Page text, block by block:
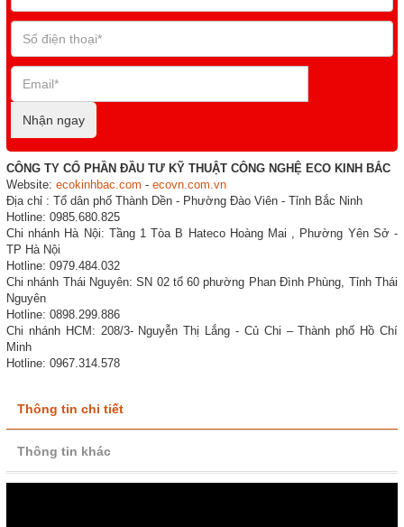
Nhận ngay
CÔNG TY CỔ PHẦN ĐẦU TƯ KỸ THUẬT CÔNG NGHỆ ECO KINH BẮC
Website: ecokinhbac.com - ecovn.com.vn
Địa chỉ : Tổ dân phố Thành Dền - Phường Đào Viên - Tỉnh Bắc Ninh
Hotline: 0985.680.825
Chi nhánh Hà Nội: Tầng 1 Tòa B Hateco Hoàng Mai , Phường Yên Sở -
TP Hà Nội
Hotline: 0979.484.032
Chi nhánh Thái Nguyên: SN 02 tổ 60 phường Phan Đình Phùng, Tỉnh Thái
Nguyên
Hotline: 0898.299.886
Chi nhánh HCM: 208/3- Nguyễn Thị Lắng - Củ Chi – Thành phố Hồ Chí
Minh
Hotline: 0967.314.578
Thông tin chi tiết
Thông tin khác